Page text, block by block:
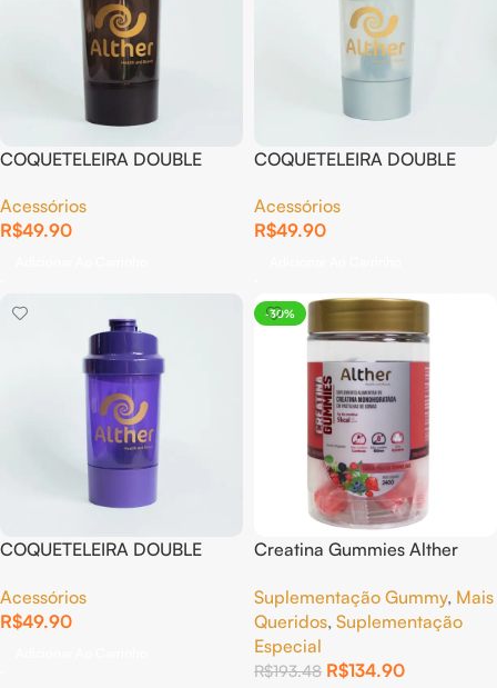
COQUETELEIRA DOUBLE
Acessórios
R$49.90
COQUETELEIRA DOUBLE
Acessórios
R$49.90
COQUETELEIRA DOUBLE
Acessórios
R$49.90
-30%
Creatina Gummies Alther
goma | 30 unidades
Suplementação Gummy, Mais
Queridos, Suplementação
Especial
R$193.48 R$134.90